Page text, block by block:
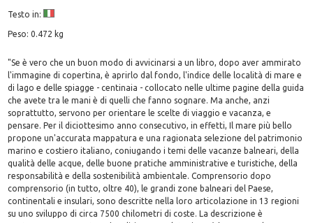
Testo in:
Peso: 0.472 kg
"Se è vero che un buon modo di avvicinarsi a un libro, dopo aver ammirato
l'immagine di copertina, è aprirlo dal fondo, l'indice delle località di mare e
di lago e delle spiagge - centinaia - collocato nelle ultime pagine della guida
che avete tra le mani è di quelli che fanno sognare. Ma anche, anzi
soprattutto, servono per orientare le scelte di viaggio e vacanza, e
pensare. Per il diciottesimo anno consecutivo, in effetti, Il mare più bello
propone un'accurata mappatura e una ragionata selezione del patrimonio
marino e costiero italiano, coniugando i temi delle vacanze balneari, della
qualità delle acque, delle buone pratiche amministrative e turistiche, della
responsabilità e della sostenibilità ambientale. Comprensorio dopo
comprensorio (in tutto, oltre 40), le grandi zone balneari del Paese,
continentali e insulari, sono descritte nella loro articolazione in 13 regioni
su uno sviluppo di circa 7500 chilometri di coste. La descrizione è